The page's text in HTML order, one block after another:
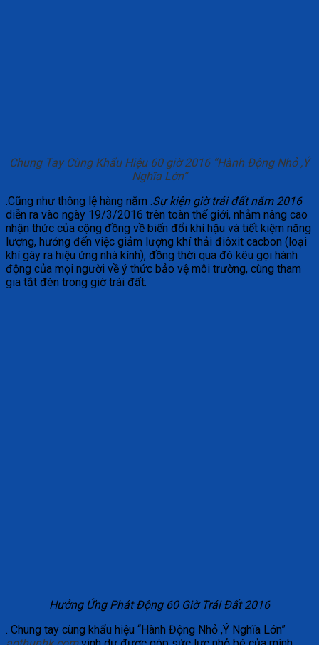
Chung Tay Cùng Khẩu Hiệu 60 giờ 2016 “Hành Động Nhỏ ,Ý
Nghĩa Lớn”
.Cũng như thông lệ hàng năm .Sự kiện giờ trái đất năm 2016
diễn ra vào ngày 19/3/2016 trên toàn thế giới, nhằm nâng cao
nhận thức của cộng đồng về biến đổi khí hậu và tiết kiệm năng
lượng, hướng đến việc giảm lượng khí thải điôxit cacbon (loại
khí gây ra hiệu ứng nhà kính), đồng thời qua đó kêu gọi hành
động của mọi người về ý thức bảo vệ môi trường, cùng tham
gia tắt đèn trong giờ trái đất.
Hưởng Ứng Phát Động 60 Giờ Trái Đất 2016
. Chung tay cùng khẩu hiệu “Hành Động Nhỏ ,Ý Nghĩa Lớn”